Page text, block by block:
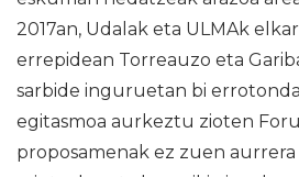
2017an, Udalak eta ULMAk
errepidean Torreauzo eta
sarbide inguruetan bi
egitasmoa aurkeztu zioten
proposamenak ez zuen aurrera